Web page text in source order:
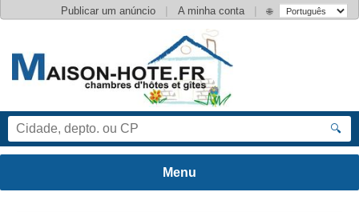
Publicar um anúncio | A minha conta | 🌐
🔍